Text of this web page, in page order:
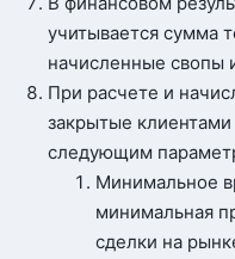
учитывается сумма
начисленные свопы
При расчете и
закрытые
следующим
Минимальное
минимальная
сделки на